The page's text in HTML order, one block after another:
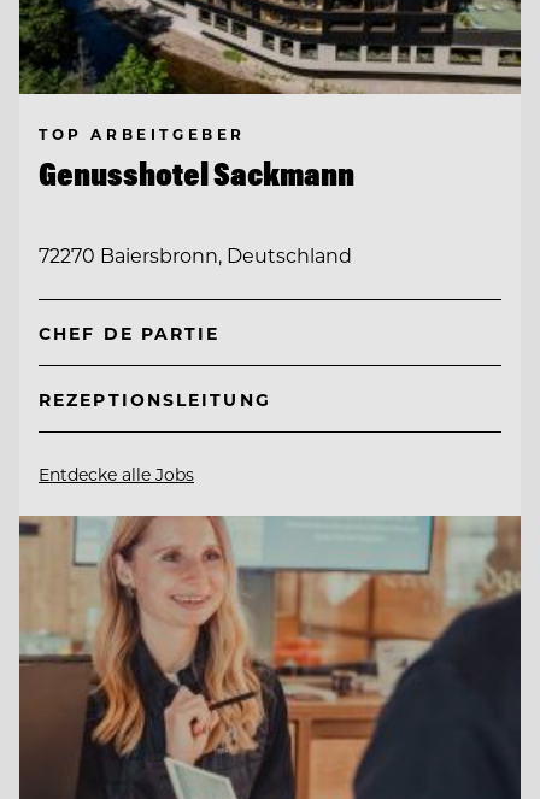
TOP ARBEITGEBER
Genusshotel Sackmann
72270 Baiersbronn, Deutschland
CHEF DE PARTIE
REZEPTIONSLEITUNG
Entdecke alle Jobs